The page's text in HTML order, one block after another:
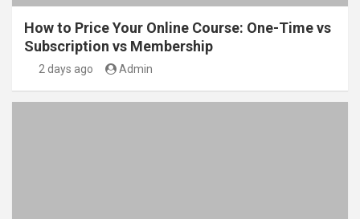
How to Price Your Online Course: One-Time vs
Subscription vs Membership
2 days ago Admin